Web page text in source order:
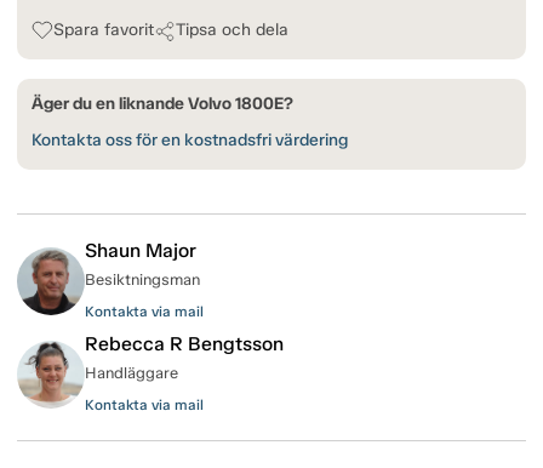
Spara favorit Tipsa och dela
Äger du en liknande Volvo 1800E?
Kontakta oss för en kostnadsfri värdering
Shaun Major
Besiktningsman
Kontakta via mail
Rebecca R Bengtsson
Handläggare
Kontakta via mail